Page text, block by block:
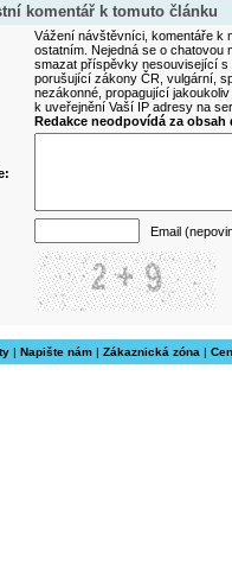
komentář k tomuto článku
Vážení návštěvníci, komentáře k
ostatním. Nejedná se o
smazat příspěvky nesouvisející
porušující zákony ČR, vulgární,
nezákonné, propagující
k uveřejnění Vaší IP adresy na
Redakce neodpovídá za
Email
| Napište nám| Zákaznická zóna |